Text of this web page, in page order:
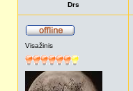
Drs
Visažinis